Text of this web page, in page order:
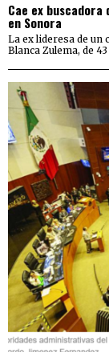
Cae ex
en Sonora
La ex lideresa de un
Blanca Zulema, de